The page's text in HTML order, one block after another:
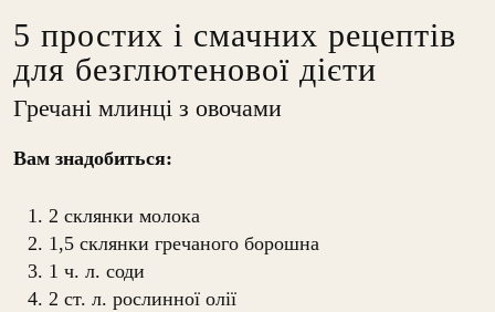
5 простих і смачних рецептів
для безглютенової дієти
Гречані млинці з овочами
Вам знадобиться:
2 склянки молока
1,5 склянки гречаного борошна
1 ч. л. соди
2 ст. л. рослинної олії